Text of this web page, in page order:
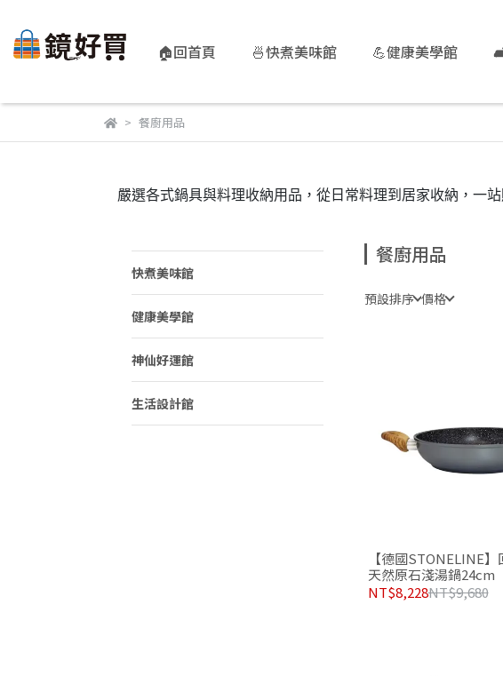
🏠回首頁 🍜快煮美味館 💪健康美學館
餐廚用品
嚴選各式鍋具與料理收納用品，從日常料理到居家收納，一
快煮美味館
健康美學館
神仙好運館
生活設計館
餐廚用品
預設排序 價格
【德國STONELINE
天然原石淺湯鍋24cm
NT$8,228NT$9,680